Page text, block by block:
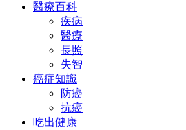
醫療百科
疾病
醫療
長照
失智
癌症知識
防癌
抗癌
吃出健康